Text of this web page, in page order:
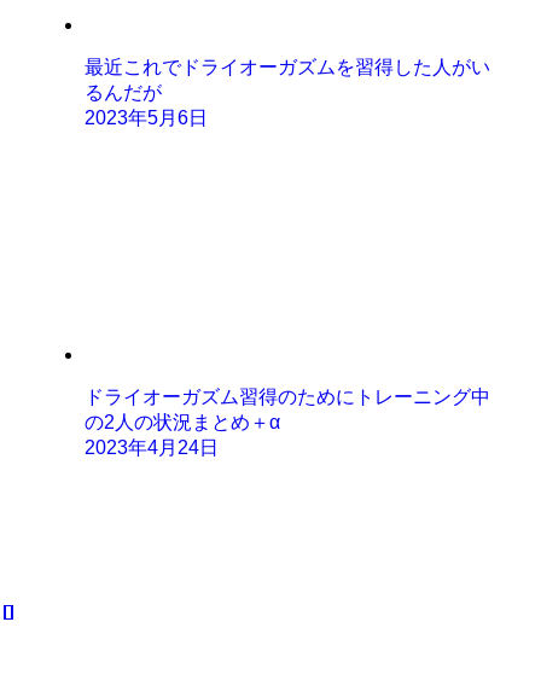
最近これでドライオーガズムを習得した人がい
るんだが
2023年5月6日
ドライオーガズム習得のためにトレーニング中
の2人の状況まとめ＋α
2023年4月24日